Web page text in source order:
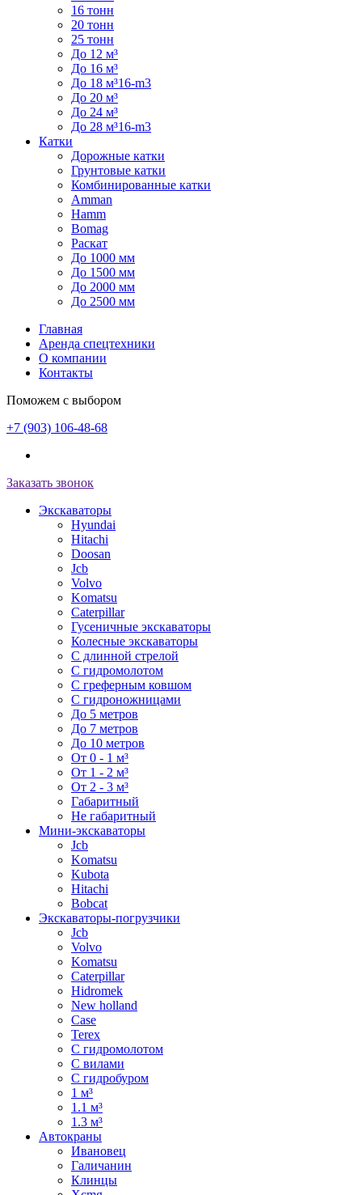
16 тонн
20 тонн
25 тонн
До 12 м³
До 16 м³
До 18 м³16-m3
До 20 м³
До 24 м³
До 28 м³16-m3
Катки
Дорожные катки
Грунтовые катки
Комбинированные катки
Amman
Hamm
Bomag
Раскат
До 1000 мм
До 1500 мм
До 2000 мм
До 2500 мм
Главная
Аренда спецтехники
О компании
Контакты
Поможем с выбором
+7 (903) 106-48-68
Заказать звонок
Экскаваторы
Hyundai
Hitachi
Doosan
Jcb
Volvo
Komatsu
Caterpillar
Гусеничные экскаваторы
Колесные экскаваторы
С длинной стрелой
С гидромолотом
С греферным ковшом
С гидроножницами
До 5 метров
До 7 метров
До 10 метров
От 0 - 1 м³
От 1 - 2 м³
От 2 - 3 м³
Габаритный
Не габаритный
Мини-экскаваторы
Jcb
Komatsu
Kubota
Hitachi
Bobcat
Экскаваторы-погрузчики
Jcb
Volvo
Komatsu
Caterpillar
Hidromek
New holland
Case
Terex
С гидромолотом
С вилами
С гидробуром
1 м³
1.1 м³
1.3 м³
Автокраны
Ивановец
Галичанин
Клинцы